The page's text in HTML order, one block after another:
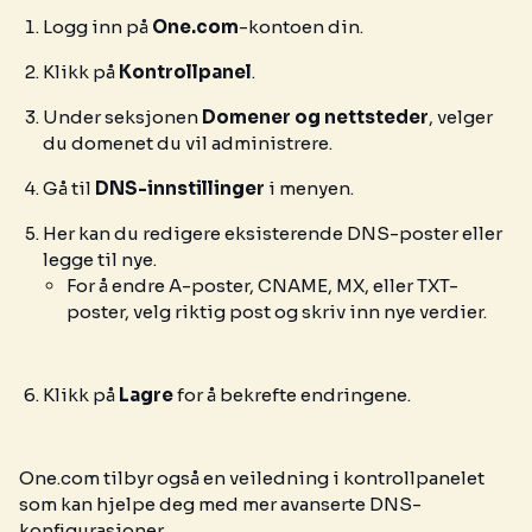
Logg inn på One.com-kontoen din.
Klikk på Kontrollpanel.
Under seksjonen Domener og nettsteder, velger
du domenet du vil administrere.
Gå til DNS-innstillinger i menyen.
Her kan du redigere eksisterende DNS-poster eller
legge til nye.
For å endre A-poster, CNAME, MX, eller TXT-
poster, velg riktig post og skriv inn nye verdier.
Klikk på Lagrefor å bekrefte endringene.
One.com tilbyr også en veiledning i kontrollpanelet
som kan hjelpe deg med mer avanserte DNS-